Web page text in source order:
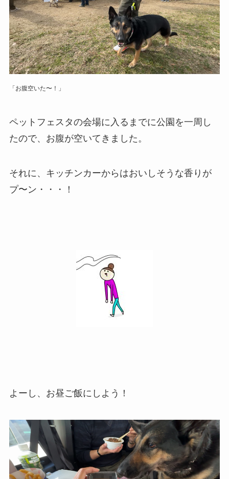
「お腹空いた〜！」
ペットフェスタの会場に入るまでに公園を一周し
たので、お腹が空いてきました。
それに、キッチンカーからはおいしそうな香りが
プ〜ン・・・！
よーし、お昼ご飯にしよう！